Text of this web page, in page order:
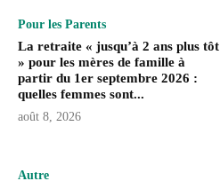
Pour les Parents
La retraite « jusqu’à 2 ans plus tôt
» pour les mères de famille à
partir du 1er septembre 2026 :
quelles femmes sont...
août 8, 2026
Autre